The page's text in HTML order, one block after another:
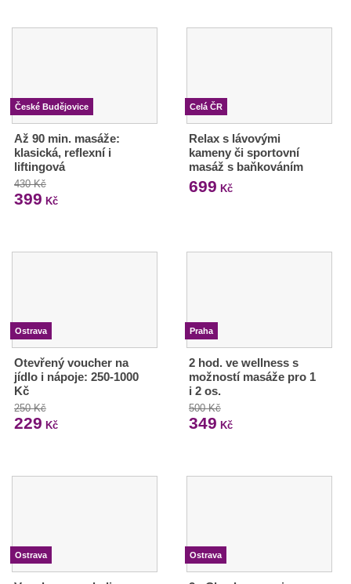
České Budějovice
Až 90 min. masáže:
klasická, reflexní i
liftingová
430 Kč
399 Kč
Celá ČR
Relax s lávovými
kameny či sportovní
masáž s baňkováním
699 Kč
Ostrava
Otevřený voucher na
jídlo i nápoje: 250-1000
Kč
250 Kč
229 Kč
Praha
2 hod. ve wellness s
možností masáže pro 1
i 2 os.
500 Kč
349 Kč
Ostrava Ostrava